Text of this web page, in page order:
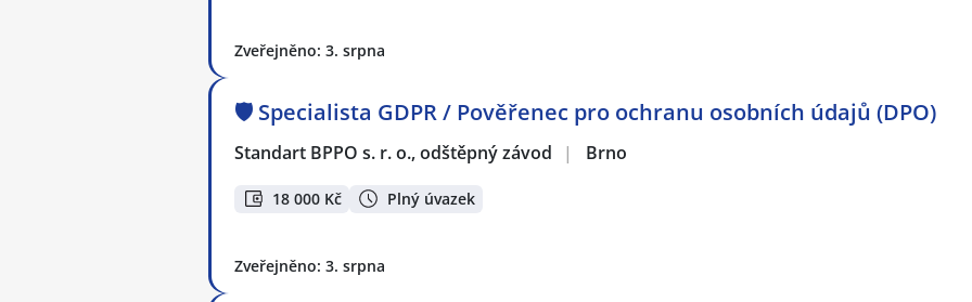
Zveřejněno: 3. srpna
🛡️ Specialista GDPR / Pověřenec pro ochranu osobních údajů (DPO)
Standart BPPO s. r. o., odštěpný závod | Brno
18 000 Kč Plný úvazek
Zveřejněno: 3. srpna